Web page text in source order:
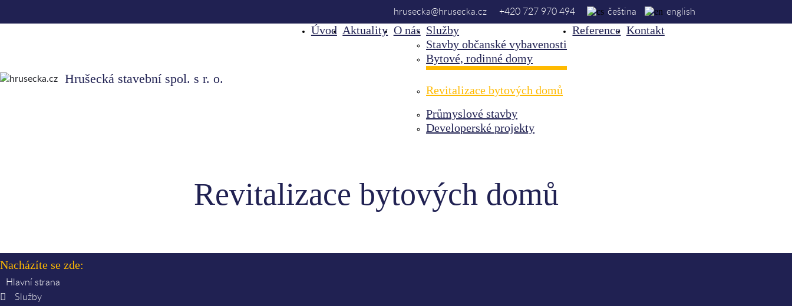
hrusecka@hrusecka.cz +420 727 970 494 čeština english
Hrušecká stavební spol. s r. o.
Úvod Aktuality O nás Služby
Stavby občanské vybavenosti
Bytové, rodinné domy
Revitalizace bytových domů
Průmyslové stavby
Developerské projekty
Reference Kontakt
Revitalizace bytových domů
Nacházíte se zde:
Hlavní strana
Služby